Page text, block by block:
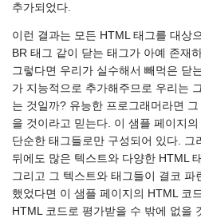
추가되었다.
이런 결과는 모든 HTML 태그를 대상
BR 태그 같이 닫는 태그가 아예 존재
그렇다면 우리가 실수해서 빼먹은 닫
가 지능적으로 추가해주므로 우리는
는 것일까? 유능한 프로그래머라면
을 것이라고 믿는다. 이 샘플 페이지
단순한 태그들로만 구성되어 있다.
뒤에도 많은 텍스트와 다양한 HTML
그리고 그 텍스트와 태그들이 결코 파
했었다면 이 샘플 페이지의 HTML 코
HTML 코드로 평가받을 수 밖에 없을